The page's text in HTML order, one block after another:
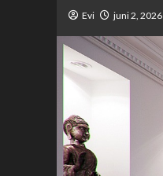
Evi juni 2, 2026